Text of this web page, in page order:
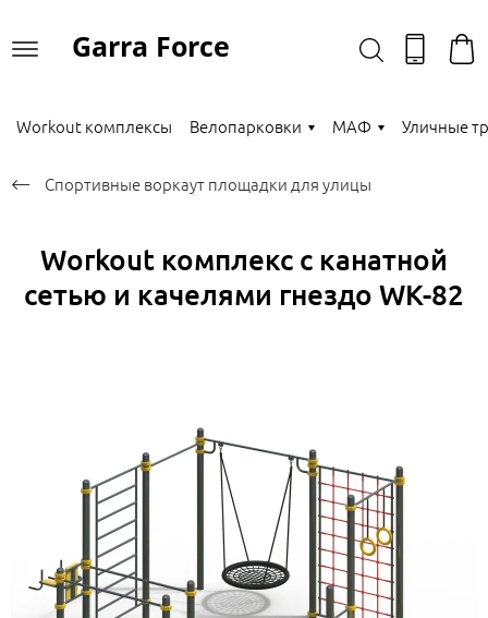
Garra Force
Workout комплексы Велопарковки МАФ Уличные
Спортивные воркаут площадки для улицы
Workout комплекс с канатной
сетью и качелями гнездо WK-82